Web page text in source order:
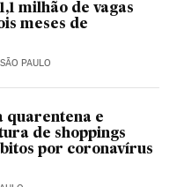
milhão de vagas
meses de
PAULO
quarentena e
de shoppings
por coronavírus